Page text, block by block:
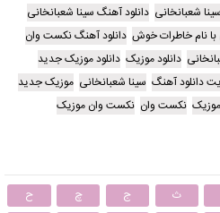
شعبانخانی دانلود آهنگ سینا شعبانخانی
با نام خاطرات خوش دانلود آهنگ نکست وان
دانلود موزیک دانلود موزیک جدید
دانلود آهنگ سینا شعبانخانی موزیک جدید
نکست وان نکست وان موزیک
ث ج چ
ح